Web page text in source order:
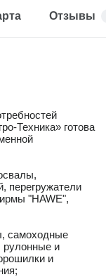
Отзывы
Техника» готова
перегружатели
"HAWE",
самоходные
рулонные и
и